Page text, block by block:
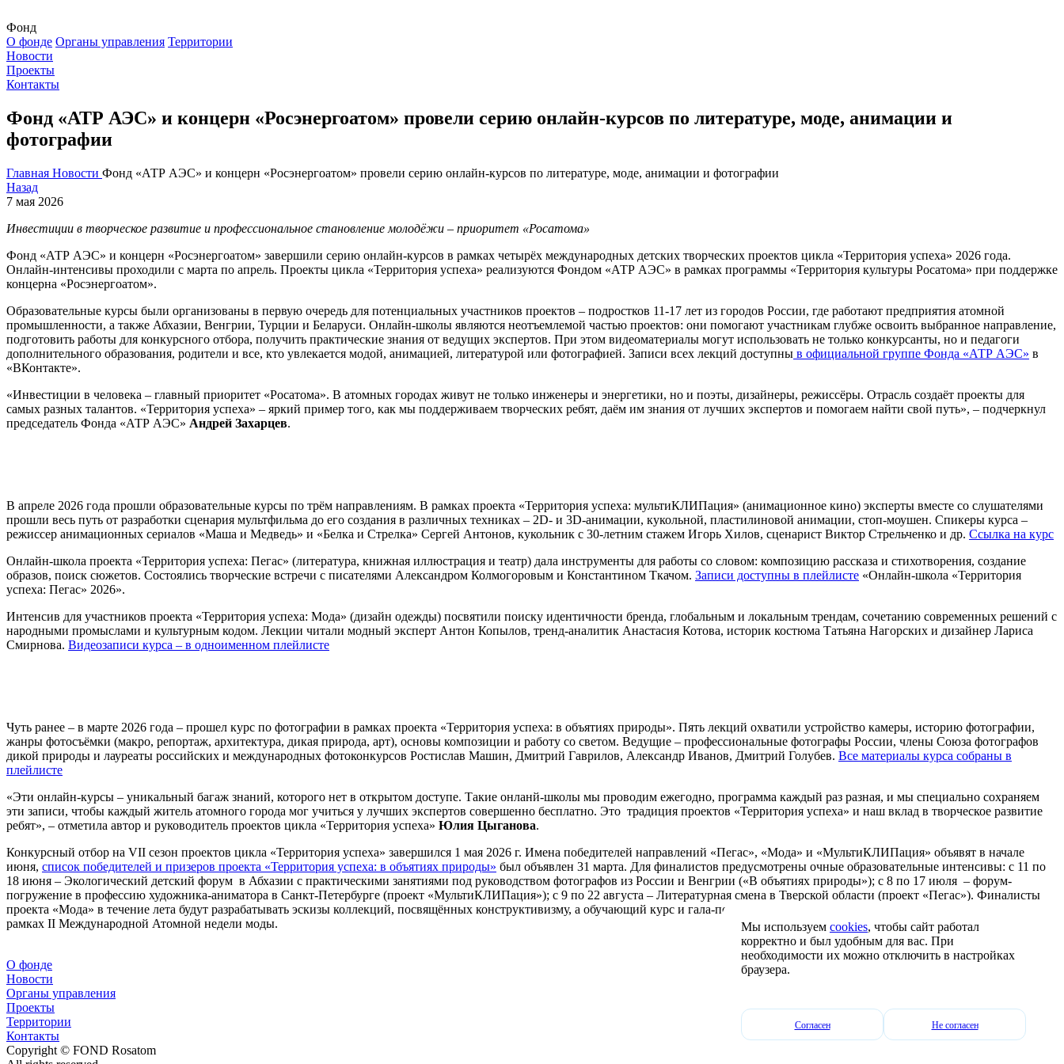
Фонд
О фонде Органы управления Территории
Новости
Проекты
Контакты
Фонд «АТР АЭС» и концерн «Росэнергоатом» провели серию онлайн-курсов по литературе, моде, анимации и
фотографии
Главная Новости Фонд «АТР АЭС» и концерн «Росэнергоатом» провели серию онлайн-курсов по литературе, моде, анимации и фотографии
Назад
7 мая 2026
Инвестиции в творческое развитие и профессиональное становление молодёжи – приоритет «Росатома»
Фонд «АТР АЭС» и концерн «Росэнергоатом» завершили серию онлайн-курсов в рамках четырёх международных детских творческих проектов цикла «Территория успеха» 2026 года.
Онлайн-интенсивы проходили с марта по апрель. Проекты цикла «Территория успеха» реализуются Фондом «АТР АЭС» в рамках программы «Территория культуры Росатома» при поддержке
концерна «Росэнергоатом».
Образовательные курсы были организованы в первую очередь для потенциальных участников проектов – подростков 11-17 лет из городов России, где работают предприятия атомной
промышленности, а также Абхазии, Венгрии, Турции и Беларуси. Онлайн-школы являются неотъемлемой частью проектов: они помогают участникам глубже освоить выбранное направление,
подготовить работы для конкурсного отбора, получить практические знания от ведущих экспертов. При этом видеоматериалы могут использовать не только конкурсанты, но и педагоги
дополнительного образования, родители и все, кто увлекается модой, анимацией, литературой или фотографией. Записи всех лекций доступны в официальной группе Фонда «АТР АЭС» в
«ВКонтакте».
«Инвестиции в человека – главный приоритет «Росатома». В атомных городах живут не только инженеры и энергетики, но и поэты, дизайнеры, режиссёры. Отрасль создаёт проекты для
самых разных талантов. «Территория успеха» – яркий пример того, как мы поддерживаем творческих ребят, даём им знания от лучших экспертов и помогаем найти свой путь», – подчеркнул
председатель Фонда «АТР АЭС» Андрей Захарцев.
В апреле 2026 года прошли образовательные курсы по трём направлениям. В рамках проекта «Территория успеха: мультиКЛИПация» (анимационное кино) эксперты вместе со слушателями
прошли весь путь от разработки сценария мультфильма до его создания в различных техниках – 2D- и 3D-анимации, кукольной, пластилиновой анимации, стоп-моушен. Спикеры курса –
режиссер анимационных сериалов «Маша и Медведь» и «Белка и Стрелка» Сергей Антонов, кукольник с 30-летним стажем Игорь Хилов, сценарист Виктор Стрельченко и др. Ссылка на курс
Онлайн-школа проекта «Территория успеха: Пегас» (литература, книжная иллюстрация и театр) дала инструменты для работы со словом: композицию рассказа и стихотворения, создание
образов, поиск сюжетов. Состоялись творческие встречи с писателями Александром Колмогоровым и Константином Ткачом. Записи доступны в плейлисте «Онлайн-школа «Территория
успеха: Пегас» 2026».
Интенсив для участников проекта «Территория успеха: Мода» (дизайн одежды) посвятили поиску идентичности бренда, глобальным и локальным трендам, сочетанию современных решений с
народными промыслами и культурным кодом. Лекции читали модный эксперт Антон Копылов, тренд-аналитик Анастасия Котова, историк костюма Татьяна Нагорских и дизайнер Лариса
Смирнова. Видеозаписи курса – в одноименном плейлисте
Чуть ранее – в марте 2026 года – прошел курс по фотографии в рамках проекта «Территория успеха: в объятиях природы». Пять лекций охватили устройство камеры, историю фотографии,
жанры фотосъёмки (макро, репортаж, архитектура, дикая природа, арт), основы композиции и работу со светом. Ведущие – профессиональные фотографы России, члены Союза фотографов
дикой природы и лауреаты российских и международных фотоконкурсов Ростислав Машин, Дмитрий Гаврилов, Александр Иванов, Дмитрий Голубев. Все материалы курса собраны в
плейлисте
«Эти онлайн-курсы – уникальный багаж знаний, которого нет в открытом доступе. Такие онланй-школы мы проводим ежегодно, программа каждый раз разная, и мы специально сохраняем
эти записи, чтобы каждый житель атомного города мог учиться у лучших экспертов совершенно бесплатно. Это традиция проектов «Территория успеха» и наш вклад в творческое развитие
ребят», – отметила автор и руководитель проектов цикла «Территория успеха» Юлия Цыганова.
Конкурсный отбор на VII сезон проектов цикла «Территория успеха» завершился 1 мая 2026 г. Имена победителей направлений «Пегас», «Мода» и «МультиКЛИПация» объявят в начале
июня, список победителей и призеров проекта «Территория успеха: в объятиях природы» был объявлен 31 марта. Для финалистов предусмотрены очные образовательные интенсивы: с 11 по
18 июня – Экологический детский форум в Абхазии с практическими занятиями под руководством фотографов из России и Венгрии («В объятиях природы»); с 8 по 17 июля – форум-
погружение в профессию художника-аниматора в Санкт-Петербурге (проект «МультиКЛИПация»); с 9 по 22 августа – Литературная смена в Тверской области (проект «Пегас»). Финалисты
проекта «Мода» в течение лета будут разрабатывать эскизы коллекций, посвящённых конструктивизму, а обучающий курс и гала-показ коллекции состоятся в январе 2027 года в Москве в
рамках II Международной Атомной недели моды.
О фонде
Новости
Органы управления
Проекты
Территории
Контакты
Copyright © FOND Rosatom
Мы используем cookies, чтобы сайт работал
корректно и был удобным для вас. При
необходимости их можно отключить в настройках
браузера.
Согласен Не согласен